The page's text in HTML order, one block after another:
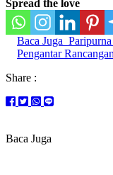
Spread the love
Baca Juga
Pengantar
Share :
Baca Juga